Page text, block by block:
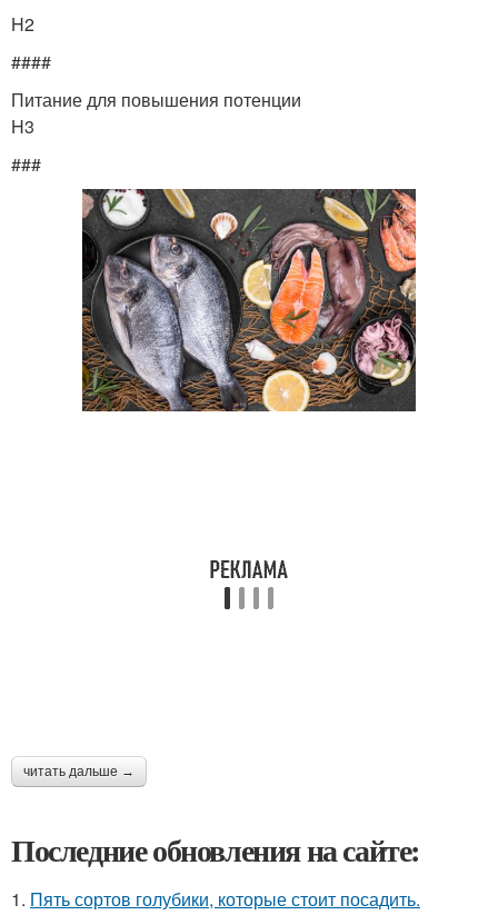
H2
####
Питание для повышения потенции
H3
###
читать дальше →
Последние обновления на сайте:
1. Пять сортов голубики, которые стоит посадить.